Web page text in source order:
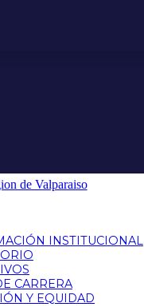
INSTITUCIONAL
CARRERA
Y EQUIDAD